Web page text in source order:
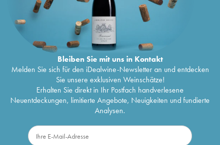
Bleiben Sie mit uns in Kontakt
Melden Sie sich für den iDealwine-Newsletter an und entdecken
Sie unsere exklusiven Weinschätze!
Erhalten Sie direkt in Ihr Postfach handverlesene
Neuentdeckungen, limitierte Angebote, Neuigkeiten und fundierte
Analysen.